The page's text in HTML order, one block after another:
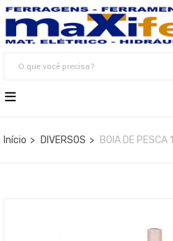
Início DIVERSOS BOIA DE PESCA 1